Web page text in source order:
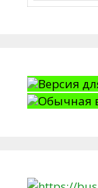
Версия
Обычная